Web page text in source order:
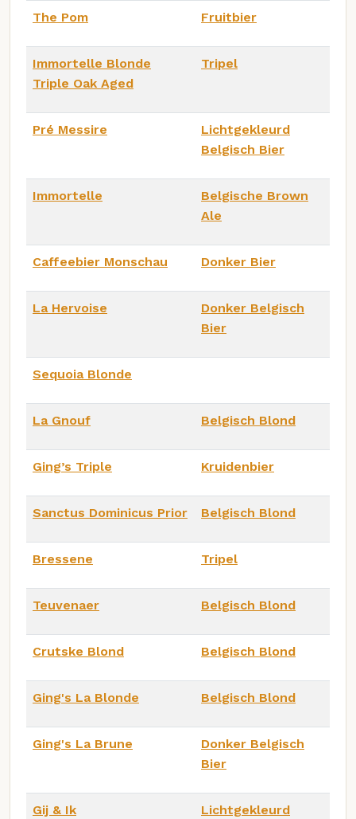
The Pom Fruitbier
Immortelle Blonde
Triple Oak Aged
Tripel
Pré Messire
Lichtgekleurd
Belgisch Bier
Immortelle
Belgische Brown
Ale
Caffeebier Monschau Donker Bier
La Hervoise
Donker Belgisch
Bier
Sequoia Blonde
La Gnouf Belgisch Blond
Ging’s Triple Kruidenbier
Sanctus Dominicus Prior Belgisch Blond
Bressene Tripel
Teuvenaer Belgisch Blond
Crutske Blond Belgisch Blond
Ging's La Blonde Belgisch Blond
Ging's La Brune
Donker Belgisch
Bier
Gij & Ik
Lichtgekleurd